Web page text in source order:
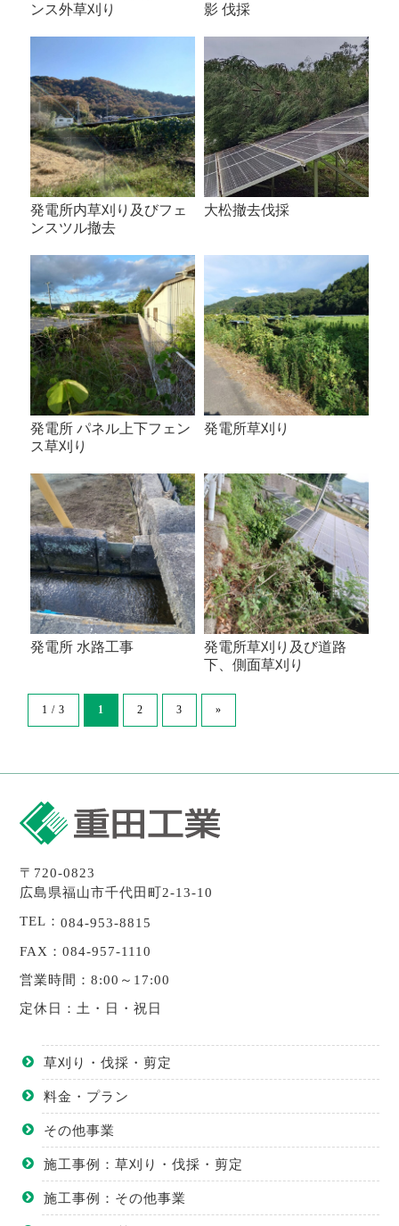
ンス外草刈り
影 伐採
発電所内草刈り及びフェ
ンスツル撤去
大松撤去伐採
発電所 パネル上下フェン
ス草刈り
発電所草刈り
発電所 水路工事
発電所草刈り及び道路
下、側面草刈り
1 / 3 1 2 3 »
〒720-0823
広島県福山市千代田町2-13-10
TEL：084-953-8815
FAX：084-957-1110
営業時間：8:00～17:00
定休日：土・日・祝日
草刈り・伐採・剪定
料金・プラン
その他事業
施工事例：草刈り・伐採・剪定
施工事例：その他事業